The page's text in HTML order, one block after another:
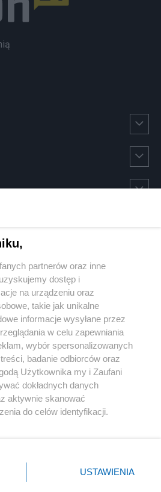
Instagram Youtube
partnerów oraz inne
dostęp i
na urządzeniu oraz
takie jak unikalne
informacje wysyłane przez
w celu zapewniania
wybór spersonalizowanych
badanie odbiorców oraz
Użytkownika my i Zaufani
dokładnych danych
aktywnie skanować
do celów identyfikacji.
przycisk ustawień prywatności
dolnym rogu strony
USTAWIENIA